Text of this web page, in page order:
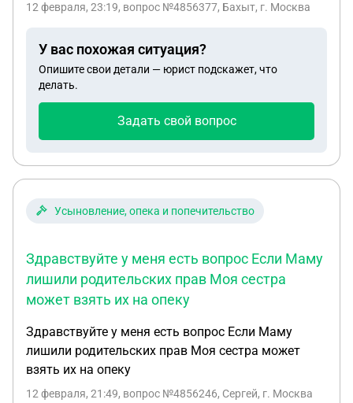
являются гражданами другой страны. И живем
пропавший. Его родная сестра до сих пор не
получила справку о том что он без. пров. С
воинской части пишут ждите справку. Как можно
своих детей обратится военкомат . Пожалуйста
12 февраля, 23:19, вопрос №4856377, Бахыт, г. Москва
У вас похожая ситуация?
Опишите свои детали — юрист подскажет, что
делать.
Задать свой вопрос
Усыновление, опека и попечительство
Здравствуйте у меня есть вопрос Если Маму
лишили родительских прав Моя сестра
может взять их на опеку
Здравствуйте у меня есть вопрос Если Маму
лишили родительских прав Моя сестра может
взять их на опеку
12 февраля, 21:49, вопрос №4856246, Сергей, г. Москва